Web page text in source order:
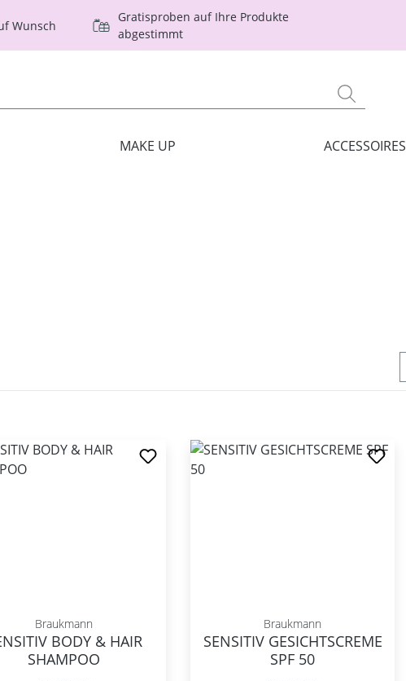
Wunsch
Gratisproben auf Ihre Produkte
abgestimmt
MAKE UP ACCESSOIRES
Braukmann
BODY & HAIR
SHAMPOO
Braukmann
SENSITIV GESICHTSCREME
SPF 50